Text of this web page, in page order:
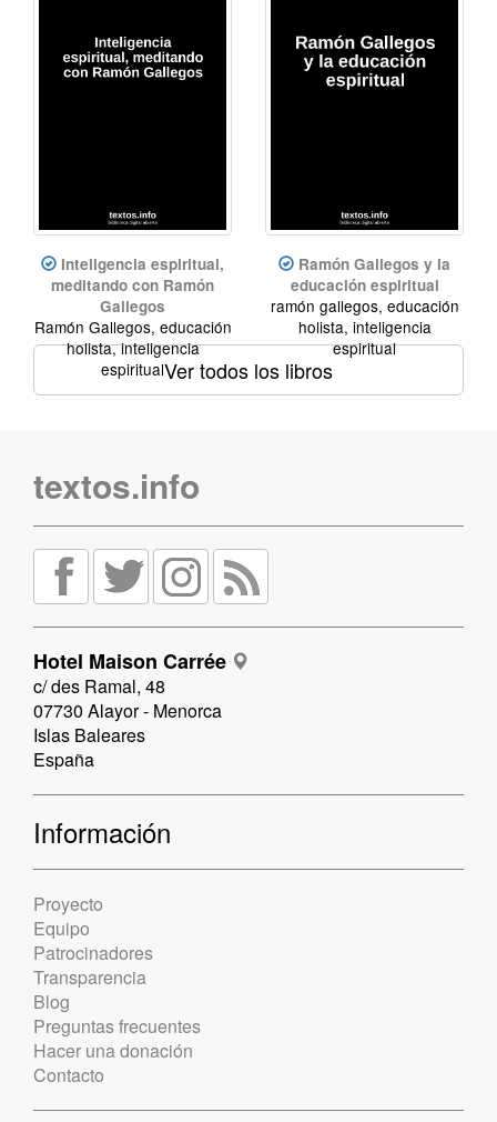
Inteligencia espiritual,
meditando con Ramón
Gallegos
Ramón Gallegos, educación
holista, inteligencia
espiritual
Ramón Gallegos y la
educación espiritual
ramón gallegos, educación
holista, inteligencia
espiritual
Ver todos los libros
textos.info
Hotel Maison Carrée
c/ des Ramal, 48
07730 Alayor - Menorca
Islas Baleares
España
Información
Proyecto
Equipo
Patrocinadores
Transparencia
Blog
Preguntas frecuentes
Hacer una donación
Contacto